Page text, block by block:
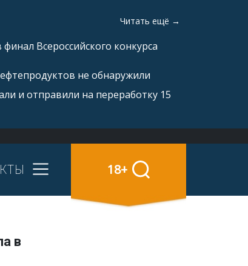
Читать ещё →
Всероссийского конкурса
не обнаружили
и отправили на переработку 15
18+
в